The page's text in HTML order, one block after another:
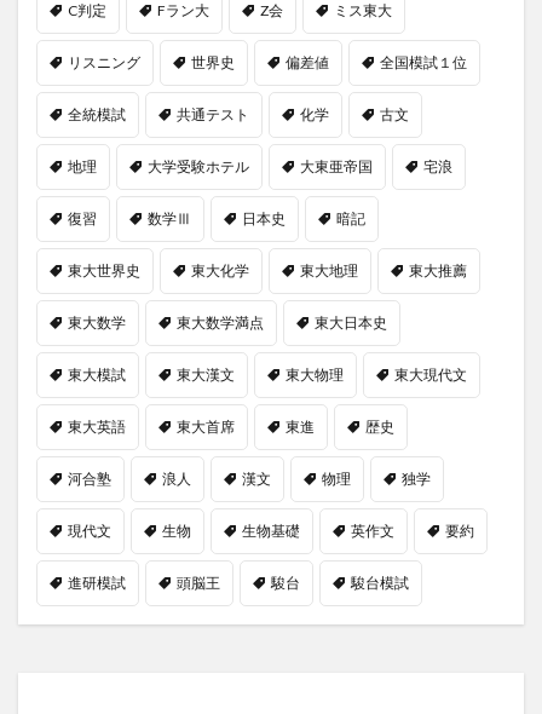
C判定 Fラン大 Z会 ミス東大
リスニング 世界史 偏差値 全国模試１位
全統模試 共通テスト 化学 古文
地理 大学受験ホテル 大東亜帝国 宅浪
復習 数学Ⅲ 日本史 暗記
東大世界史 東大化学 東大地理 東大推薦
東大数学 東大数学満点 東大日本史
東大模試 東大漢文 東大物理 東大現代文
東大英語 東大首席 東進 歴史
河合塾 浪人 漢文 物理 独学
現代文 生物 生物基礎 英作文 要約
進研模試 頭脳王 駿台 駿台模試